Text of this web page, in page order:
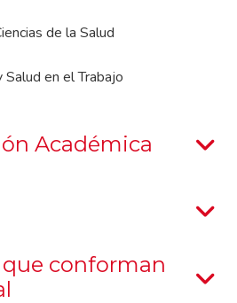
de la Salud
en el Trabajo
Académica
conforman